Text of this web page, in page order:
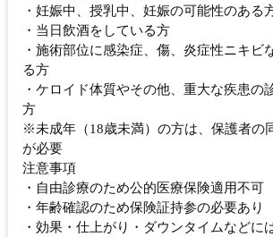
・妊娠中、授乳中、妊娠の可能性のある
・当日飲酒をしている方
・施術部位に感染症、傷、炎症性ニキビ
る方
・ケロイド体質やその他、重大な疾患の
方
※未成年（18歳未満）の方は、保護者の
が必要
注意事項
・自由診療のため公的医療保険適用不可
・年齢確認のため保険証持参の必要あり
・効果・仕上がり・ダウンタイムなどに